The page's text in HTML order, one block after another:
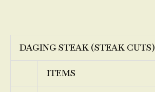
DAGING STEAK (STEAK CUTS)
ITEMS